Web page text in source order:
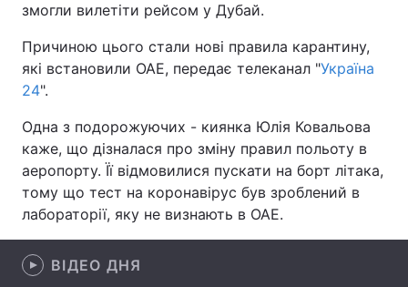
Політика
Економіка Світ
Техно і зв'язок Лайт
Зброя Інциденти
Здоров'я Туризм
Цікавинки
змогли вилетіти рейсом у Дубай.
Причиною цього стали нові правила карантину,
які встановили ОАЕ, передає телеканал "Україна
24".
Одна з подорожуючих - киянка Юлія Ковальова
каже, що дізналася про зміну правил польоту в
аеропорту. Її відмовилися пускати на борт літака,
тому що тест на коронавірус був зроблений в
лабораторії, яку не визнають в ОАЕ.
ВІДЕО ДНЯ